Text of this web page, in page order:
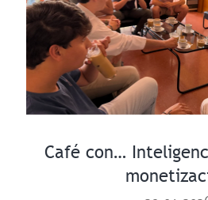
Café con…